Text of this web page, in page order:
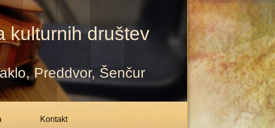
kulturnih društev
Preddvor, Šenčur
Kontakt